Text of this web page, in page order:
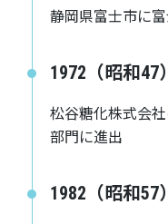
静岡県富士市に
1972（昭和47
松谷糖化株式会
部門に進出
1982（昭和57